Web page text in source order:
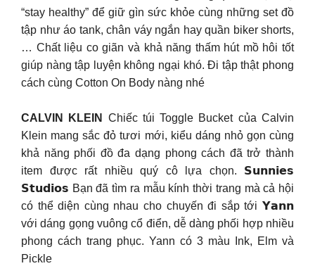
“stay healthy” để giữ gìn sức khỏe cùng những set đồ
tập như áo tank, chân váy ngắn hay quần biker shorts,
… Chất liệu co giãn và khả năng thấm hút mồ hôi tốt
giúp nàng tập luyện không ngại khó. Đi tập thật phong
cách cùng Cotton On Body nàng nhé
CALVIN KLEIN
Chiếc túi Toggle Bucket của Calvin
Klein mang sắc đỏ tươi mới, kiểu dáng nhỏ gọn cùng
khả năng phối đồ đa dạng phong cách đã trở thành
item được rất nhiều quý cô lựa chọn. 𝗦𝘂𝗻𝗻𝗶𝗲𝘀
𝗦𝘁𝘂𝗱𝗶𝗼𝘀 Bạn đã tìm ra mẫu kính thời trang mà cả hội
có thể diện cùng nhau cho chuyến đi sắp tới 𝗬𝗮𝗻𝗻
với dáng gọng vuông cổ điển, dễ dàng phối hợp nhiều
phong cách trang phục. Yann có 3 màu Ink, Elm và
Pickle